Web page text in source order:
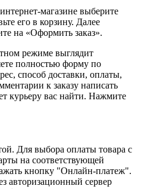
магазине выберите
его в корзину. Далее
на «Оформить заказ».
режиме выглядит
полностью форму по
способ доставки, оплаты,
к заказу написать
курьеру вас найти. Нажмите
Для выбора оплаты товара с
на соответствующей
кнопку "Онлайн-платеж".
авторизационный сервер